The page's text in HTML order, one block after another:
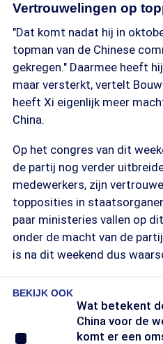
Vertrouwelingen op
"Dat komt nadat hij in
topman van de Chinese
gekregen." Daarmee heeft
maar versterkt, vertelt
heeft Xi eigenlijk meer
China.
Op het congres van dit
de partij nog verder
medewerkers, zijn
topposities in
paar ministeries vallen op
onder de macht van de
is na dit weekend dus
BEKIJK OOK
Wat betekent
China voor de
komt er een